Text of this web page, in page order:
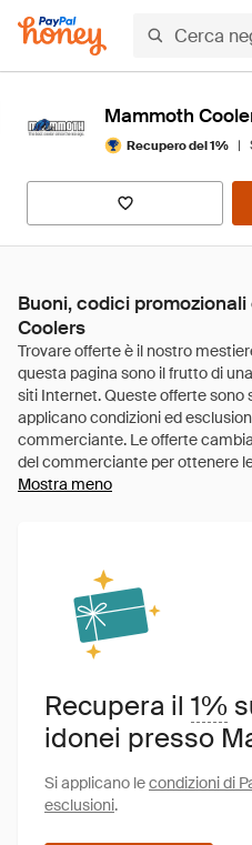
Mammoth
Recupero del 1% |
Buoni, codici
Coolers
Mostra meno
Recupera il 1%
idonei presso
Si applicano lecondizioni di
esclusioni.